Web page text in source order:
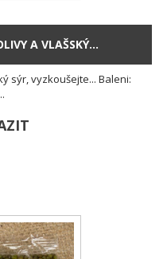
A VLAŠSKÝ...
sýr, vyzkoušejte... Baleni: